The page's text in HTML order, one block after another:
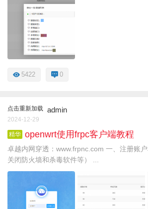
5422 0
点击重新加载 admin
2024-12-29
精华 openwrt使用frpc客户端教程
卓越内网穿透：www.frpnc.com 一、注册账
关闭防火墙和杀毒软件等） ...